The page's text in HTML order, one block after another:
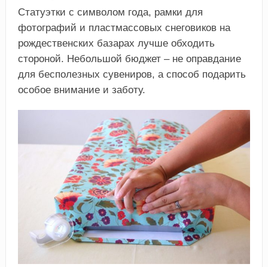
Статуэтки с символом года, рамки для
фотографий и пластмассовых снеговиков на
рождественских базарах лучше обходить
стороной. Небольшой бюджет – не оправдание
для бесполезных сувениров, а способ подарить
особое внимание и заботу.